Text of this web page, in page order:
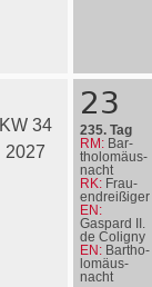
KW 34
2027
23
235. Tag
RM: Bar­
tho­lo­mä­us­
nacht
RK: Frau­
en­drei­ßi­ger
EN:
Gaspard II.
de Coligny
EN: Bartho­
lo­mä­us­
nacht